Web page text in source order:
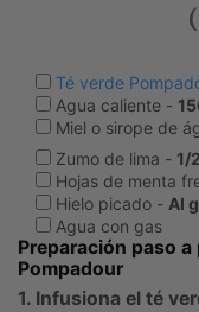
Té verde
Agua caliente -
Miel o sirope de
Zumo de lima - 1/2
Hojas de menta
Hielo picado - Al
Agua con gas
Preparación paso
Pompadour
1. Infusiona el té